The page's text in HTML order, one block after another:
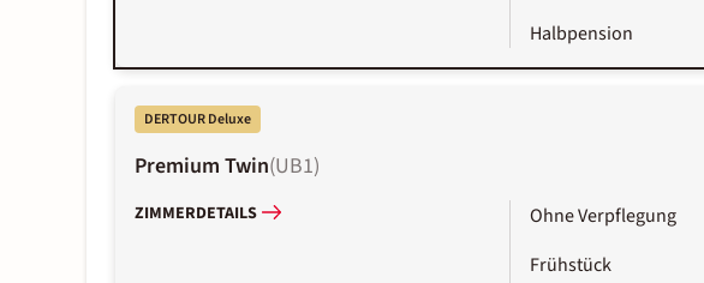
Halbpension
DERTOUR Deluxe
Premium Twin(UB1)
ZIMMERDETAILS Ohne Verpflegung
Frühstück